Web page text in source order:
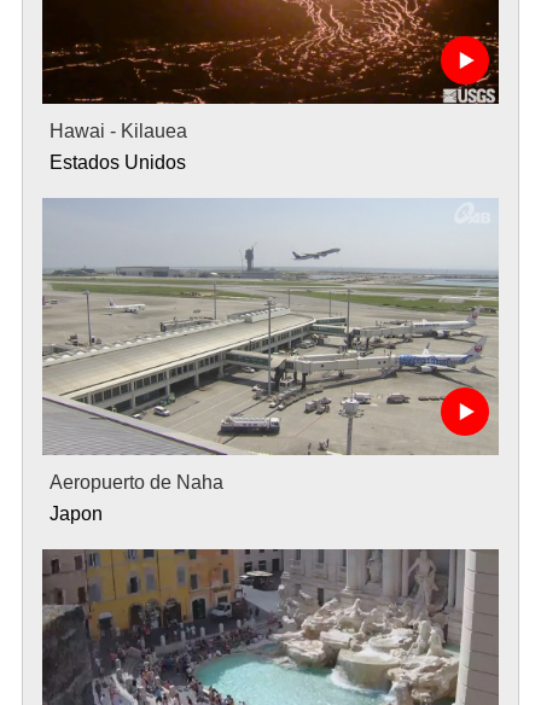
Hawai - Kilauea
Estados Unidos
Aeropuerto de Naha
Japon